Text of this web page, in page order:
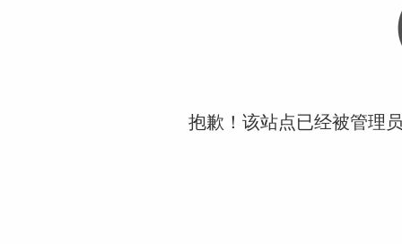
抱歉！该站点已经被管理